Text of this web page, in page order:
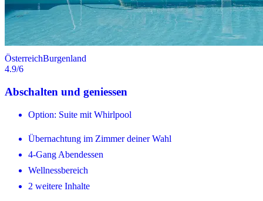
ÖsterreichBurgenland
4.9/6
Abschalten und geniessen
Option: Suite mit Whirlpool
Übernachtung im Zimmer deiner Wahl
4-Gang Abendessen
Wellnessbereich
2 weitere Inhalte